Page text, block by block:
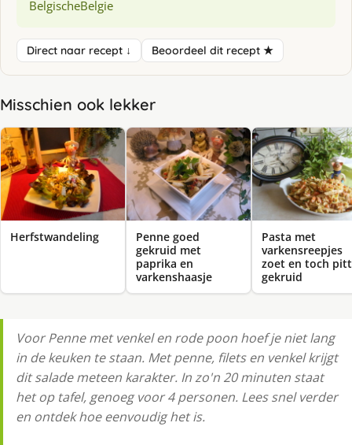
BelgischeBelgie
Direct naar recept ↓ Beoordeel dit recept ★
Misschien ook lekker
Herfstwandeling
Penne goed
gekruid met
paprika en
varkenshaasje
Pasta met
varkensreepjes
zoet en toch
gekruid
Voor Penne met venkel en rode poon hoef je niet lang
in de keuken te staan. Met penne, filets en venkel krijgt
dit salade meteen karakter. In zo'n 20 minuten staat
het op tafel, genoeg voor 4 personen. Lees snel verder
en ontdek hoe eenvoudig het is.